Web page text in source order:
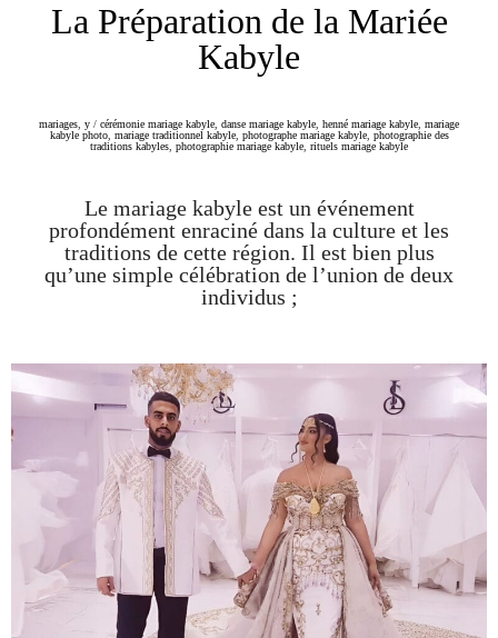
La Préparation de la Mariée
Kabyle
mariages, y / cérémonie mariage kabyle, danse mariage kabyle, henné mariage kabyle, mariage
kabyle photo, mariage traditionnel kabyle, photographe mariage kabyle, photographie des
traditions kabyles, photographie mariage kabyle, rituels mariage kabyle
Le mariage kabyle est un événement
profondément enraciné dans la culture et les
traditions de cette région. Il est bien plus
qu’une simple célébration de l’union de deux
individus ;